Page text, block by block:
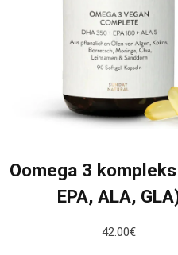
Oomega 3
EPA, ALA,
42.00€